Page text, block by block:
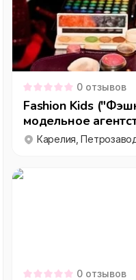
0 отзывов
Fashion Kids
модельное
Карелия,
0 отзывов